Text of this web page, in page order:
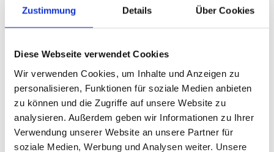
Zustimmung Details Über Cookies
Diese Webseite verwendet Cookies
Wir verwenden Cookies, um Inhalte und Anzeigen zu
personalisieren, Funktionen für soziale Medien anbieten
zu können und die Zugriffe auf unsere Website zu
analysieren. Außerdem geben wir Informationen zu Ihrer
Verwendung unserer Website an unsere Partner für
soziale Medien, Werbung und Analysen weiter. Unsere
Gebinde: Spray
Inhalt: 400ml
STK